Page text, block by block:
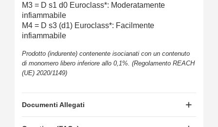
M3 = D s1 d0 Euroclass*: Moderatamente
infiammabile
M4 = D s3 (d1) Euroclass*: Facilmente
infiammabile
Prodotto (indurente) contenente isocianati con un contenuto
di monomero libero inferiore allo 0,1%. (Regolamento REACH
(UE) 2020/1149)
Documenti Allegati